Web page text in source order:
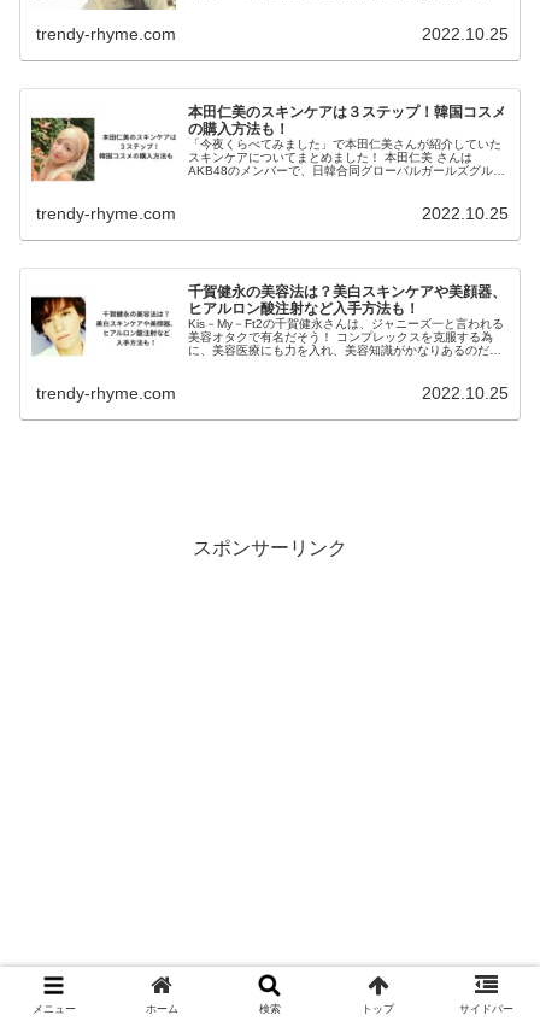
trendy-rhyme.com 2022.10.25
本田仁美のスキンケアは３ステップ！韓国コスメ
の購入方法も！
「今夜くらべてみました」で本田仁美さんが紹介していた
スキンケアについてまとめました！ 本田仁美 さんは
AKB48のメンバーで、日韓合同グローバルガールズグルー
trendy-rhyme.com 2022.10.25
千賀健永の美容法は？美白スキンケアや美顔器、
ヒアルロン酸注射など入手方法も！
Kis－My－Ft2の千賀健永さんは、ジャニーズ一と言われる
美容オタクで有名だそう！ コンプレックスを克服する為
に、美容医療にも力を入れ、美容知識がかなりあるのだと
trendy-rhyme.com 2022.10.25
スポンサーリンク
メニュー ホーム 検索 トップ サイドバー